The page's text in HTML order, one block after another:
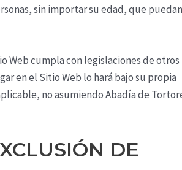
sin importar su edad, que puedan
Web cumpla con legislaciones de otros
en el Sitio Web lo hará bajo su propia
no asumiendoAbadía de
DE